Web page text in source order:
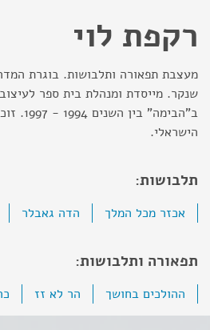
רקפת לוי
מעצבת תפאורה ותלבושות. בוגרת
שנקר. מייסדת ומנהלת בית ספר
ב"הבימה"
הישראלי.
תלבושות:
אכזר מכל המלך הדה גאבלר
תפאורה ותלבושות:
ההולכים בחושך הר לא זז